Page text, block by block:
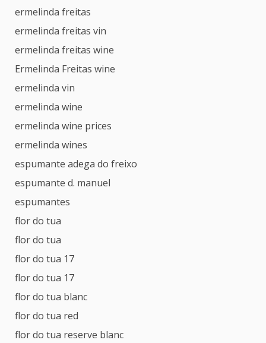
ermelinda freitas
ermelinda freitas vin
ermelinda freitas wine
Ermelinda Freitas wine
ermelinda vin
ermelinda wine
ermelinda wine prices
ermelinda wines
espumante adega do freixo
espumante d. manuel
espumantes
flor do tua
flor do tua
flor do tua 17
flor do tua 17
flor do tua blanc
flor do tua red
flor do tua reserve blanc